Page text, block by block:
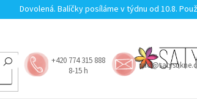
Dovolená. Balíčky posíláme v týdnu od 10.8.
+420 774 315 888
8-15 h